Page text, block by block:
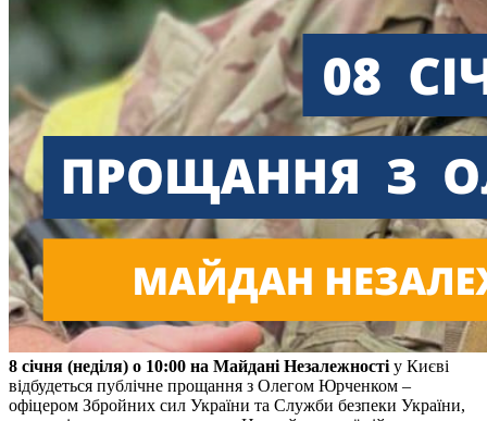
8 січня (неділя) о 10:00 на Майдані Незалежності у Києві
відбудеться публічне прощання з Олегом Юрченком –
офіцером Збройних сил України та Служби безпеки України,